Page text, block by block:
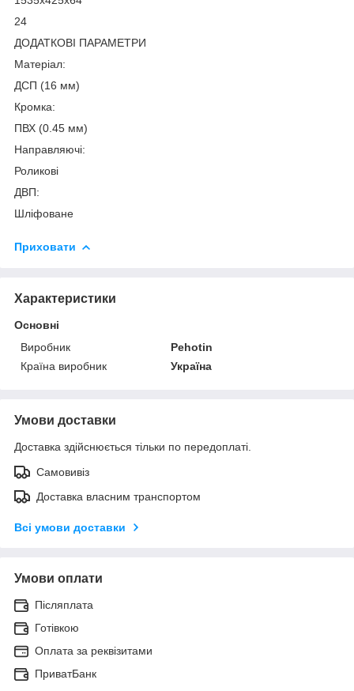
24
ДОДАТКОВІ ПАРАМЕТРИ
Матеріал:
ДСП (16 мм)
Кромка:
ПВХ (0.45 мм)
Направляючі:
Роликові
ДВП:
Шліфоване
Приховати
Характеристики
Основні
Виробник
Pehotin
Країна виробник
Україна
Умови доставки
Доставка здійснюється тільки по передоплаті.
Самовивіз
Доставка власним транспортом
Всі умови доставки
Умови оплати
Післяплата
Готівкою
Оплата за реквізитами
ПриватБанк